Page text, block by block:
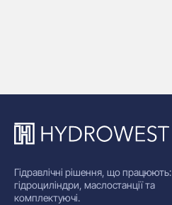
Гідравлічні рішення, що працюють:
гідроциліндри, маслостанції та
комплектуючі.